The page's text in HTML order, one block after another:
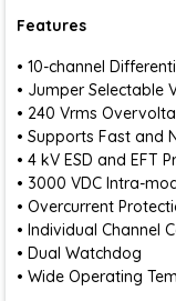
Features
• 10-channel
• Jumper Selectable
• 240 Vrms
• Supports Fast and
• 4 kV ESD and EFT
• 3000 VDC Intra-
• Overcurrent
• Individual Channel
• Dual Watchdog
• Wide Operating